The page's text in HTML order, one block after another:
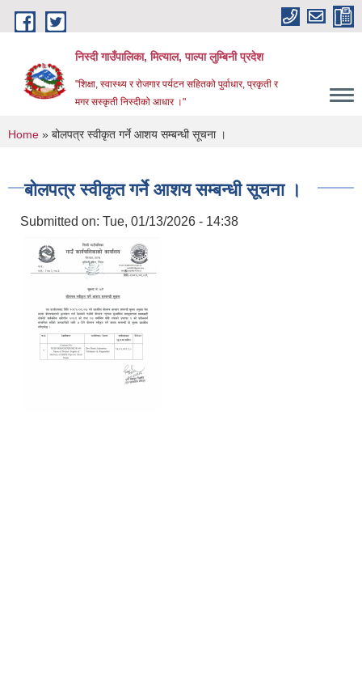
Skip to main content
निस्दी गाउँपालिका, मित्याल, पाल्पा लुम्बिनी प्रदेश
"शिक्षा, स्वास्थ्य र रोजगार पर्यटन सहितको पुर्वाधार, प्रकृती र
मगर सस्कृती निस्दीको आधार ।"
You are here
Home » बोलपत्र स्वीकृत गर्ने आशय सम्बन्धी सूचना ।
बोलपत्र स्वीकृत गर्ने आशय सम्बन्धी सूचना ।
Submitted on: Tue, 01/13/2026 - 14:38